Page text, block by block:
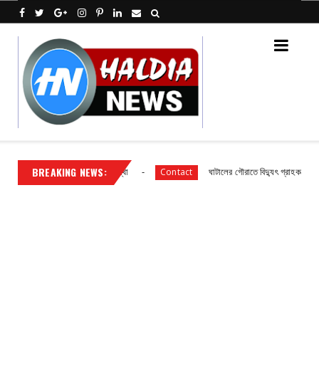
BREAKING NEWS:
ছাত্র ছাত্রীদের আহারে ব্যবস্থা Contact ঘাটালের গৌরাতে বিদ্যুৎ গ্রাহকদের সাংগঠনিক